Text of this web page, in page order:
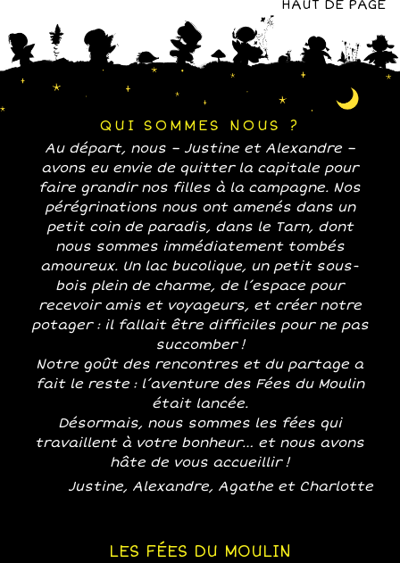
HAUT DE PAGE
QUI SOMMES NOUS ?
Au départ, nous – Justine et Alexandre –
avons eu envie de quitter la capitale pour
faire grandir nos filles à la campagne. Nos
pérégrinations nous ont amenés dans un
petit coin de paradis, dans le Tarn, dont
nous sommes immédiatement tombés
amoureux. Un lac bucolique, un petit sous-
bois plein de charme, de l’espace pour
recevoir amis et voyageurs, et créer notre
potager : il fallait être difficiles pour ne pas
succomber !
Notre goût des rencontres et du partage a
fait le reste : l’aventure des Fées du Moulin
était lancée.
Désormais, nous sommes les fées qui
travaillent à votre bonheur… et nous avons
hâte de vous accueillir !
Justine, Alexandre, Agathe et Charlotte
LES FÉES DU MOULIN